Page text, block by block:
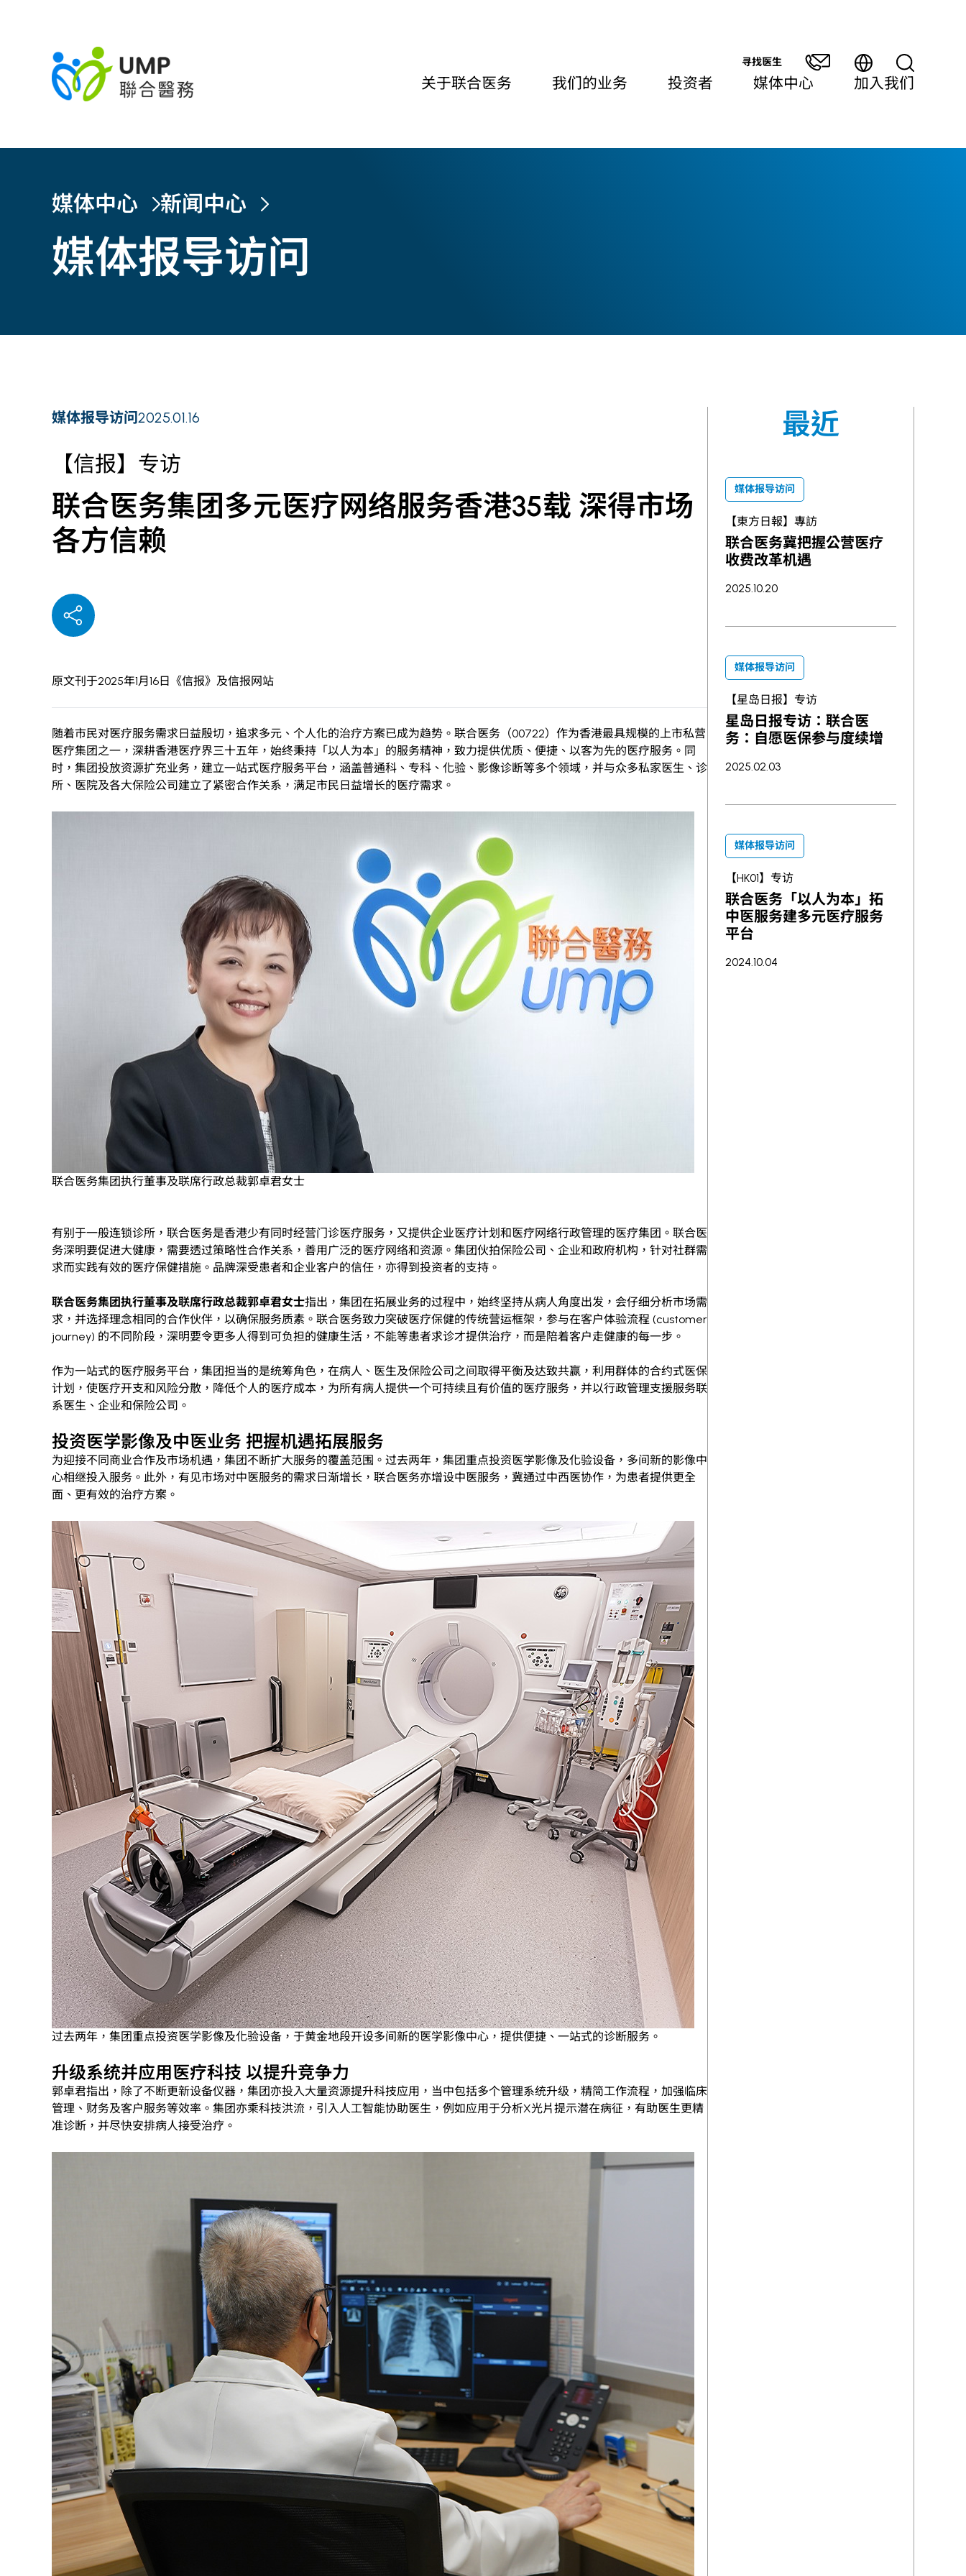
寻找医生
关于联合医务 我们的业务 投资者 媒体中心 加入我们
媒体中心 新闻中心
媒体报导访问
媒体报导访问2025.01.16
【信报】专访
联合医务集团多元医疗网络服务香港35载 深得市场
各方信赖
原文刊于2025年1月16日《信报》及信报网站
随着市民对医疗服务需求日益殷切，追求多元、个人化的治疗方案已成为趋势。联合医务（00722）作为香港最具规模的上市私营
医疗集团之一，深耕香港医疗界三十五年，始终秉持「以人为本」的服务精神，致力提供优质、便捷、以客为先的医疗服务。同
时，集团投放资源扩充业务，建立一站式医疗服务平台，涵盖普通科、专科、化验、影像诊断等多个领域，并与众多私家医生、诊
所、医院及各大保险公司建立了紧密合作关系，满足市民日益增长的医疗需求。
联合医务集团执行董事及联席行政总裁郭卓君女士
有别于一般连锁诊所，联合医务是香港少有同时经营门诊医疗服务，又提供企业医疗计划和医疗网络行政管理的医疗集团。联合医
务深明要促进大健康，需要透过策略性合作关系，善用广泛的医疗网络和资源。集团伙拍保险公司、企业和政府机构，针对社群需
求而实践有效的医疗保健措施。品牌深受患者和企业客户的信任，亦得到投资者的支持。
联合医务集团执行董事及联席行政总裁郭卓君女士指出，集团在拓展业务的过程中，始终坚持从病人角度出发，会仔细分析市场需
求，并选择理念相同的合作伙伴，以确保服务质素。联合医务致力突破医疗保健的传统营运框架，参与在客户体验流程 (customer
journey) 的不同阶段，深明要令更多人得到可负担的健康生活，不能等患者求诊才提供治疗，而是陪着客户走健康的每一步。
作为一站式的医疗服务平台，集团担当的是统筹角色，在病人、医生及保险公司之间取得平衡及达致共赢，利用群体的合约式医保
计划，使医疗开支和风险分散，降低个人的医疗成本，为所有病人提供一个可持续且有价值的医疗服务，并以行政管理支援服务联
系医生、企业和保险公司。
投资医学影像及中医业务 把握机遇拓展服务
为迎接不同商业合作及市场机遇，集团不断扩大服务的覆盖范围。过去两年，集团重点投资医学影像及化验设备，多间新的影像中
心相继投入服务。此外，有见市场对中医服务的需求日渐增长，联合医务亦增设中医服务，冀通过中西医协作，为患者提供更全
面、更有效的治疗方案。
过去两年，集团重点投资医学影像及化验设备，于黄金地段开设多间新的医学影像中心，提供便捷、一站式的诊断服务。
升级系统并应用医疗科技 以提升竞争力
郭卓君指出，除了不断更新设备仪器，集团亦投入大量资源提升科技应用，当中包括多个管理系统升级，精简工作流程，加强临床
管理、财务及客户服务等效率。集团亦乘科技洪流，引入人工智能协助医生，例如应用于分析X光片提示潜在病征，有助医生更精
准诊断，并尽快安排病人接受治疗。
最近
媒体报导访问
【東方日報】專訪
联合医务冀把握公营医疗
收费改革机遇
2025.10.20
媒体报导访问
【星岛日报】专访
星岛日报专访：联合医
务：自愿医保参与度续增
2025.02.03
媒体报导访问
【HK01】专访
联合医务「以人为本」拓
中医服务建多元医疗服务
平台
2024.10.04